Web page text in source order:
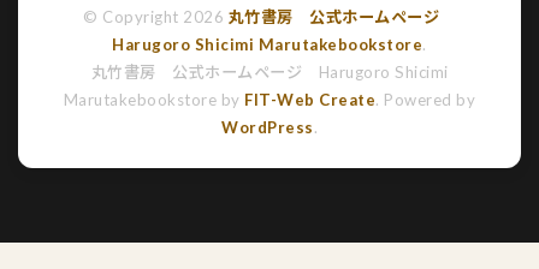
© Copyright 2026 丸竹書房 公式ホームページ
Harugoro Shicimi Marutakebookstore.
丸竹書房 公式ホームページ Harugoro Shicimi
Marutakebookstore by FIT-Web Create. Powered by
WordPress.